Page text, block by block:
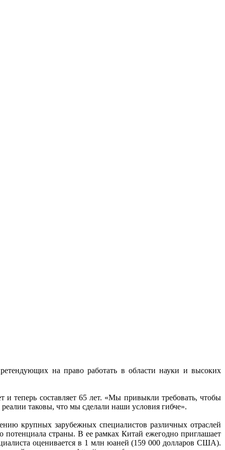
на право работать в области науки и высоких
теперь составляет 65 лет. «Мы привыкли требовать, чтобы
таковы, что мы сделали наши условия гибче».
крупных зарубежных специалистов различных отраслей
страны. В ее рамках Китай ежегодно приглашает
оценивается в 1 млн юаней (159 000 долларов США).